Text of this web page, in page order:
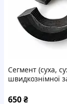
Сегмент (суха,
швидкознімної
верстата Ø 40
650₴